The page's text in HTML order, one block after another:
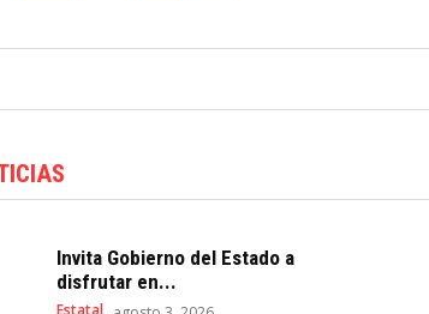
Invita Gobierno del Estado a
disfrutar en...